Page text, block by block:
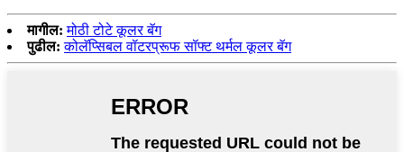
मागील: मोठी टोटे कूलर बॅग
पुढील: कोलॅप्सिबल वॉटरप्रूफ सॉफ्ट थर्मल कूलर बॅग